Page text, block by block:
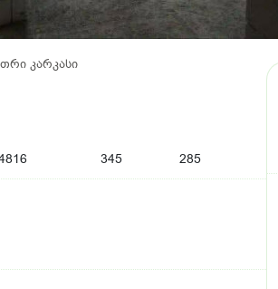
კარკასი
345 285